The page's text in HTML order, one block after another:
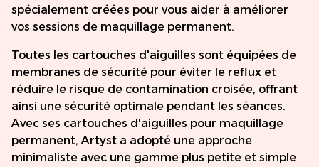
spécialement créées pour vous aider à améliorer
vos sessions de maquillage permanent.
Toutes les cartouches d'aiguilles sont équipées de
membranes de sécurité pour éviter le reflux et
réduire le risque de contamination croisée, offrant
ainsi une sécurité optimale pendant les séances.
Avec ses cartouches d'aiguilles pour maquillage
permanent, Artyst a adopté une approche
minimaliste avec une gamme plus petite et simple